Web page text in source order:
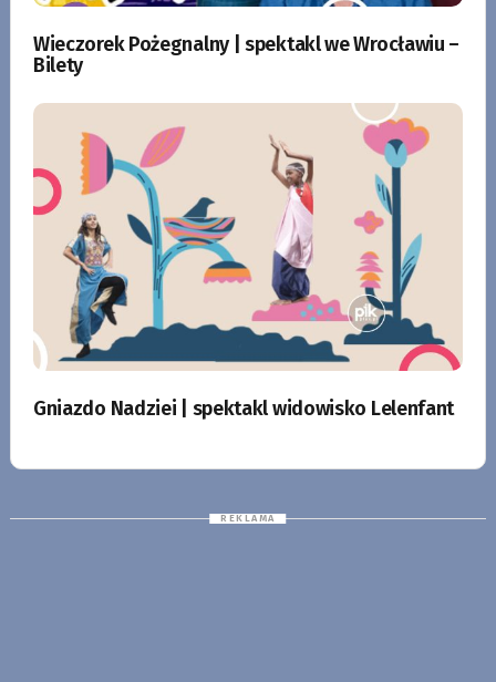
Wieczorek Pożegnalny | spektakl we Wrocławiu –
Bilety
Gniazdo Nadziei | spektakl widowisko Lelenfant